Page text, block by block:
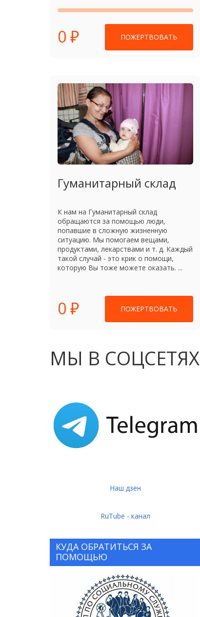
0 ₽ ПОЖЕРТВОВАТЬ
Гуманитарный склад
К нам на Гуманитарный склад
обращаются за помощью люди,
попавшие в сложную жизненную
ситуацию. Мы помогаем вещами,
продуктами, лекарствами и т. д. Каждый
такой случай - это крик о помощи,
которую Вы тоже можете оказать. ...
0 ₽ ПОЖЕРТВОВАТЬ
МЫ В СОЦСЕТЯХ
Наш дзен
RuTube - канал
КУДА ОБРАТИТЬСЯ ЗА
ПОМОЩЬЮ